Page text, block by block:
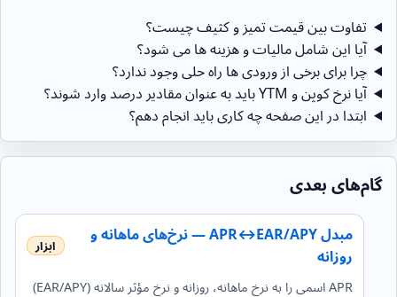
تفاوت بین قیمت تمیز و کثیف چیست؟
آیا این شامل مالیات و هزینه ها می شود؟
چرا برای برخی از ورودی ها راه حلی وجود ندارد؟
آیا نرخ کوپن و YTM باید به عنوان مقادیر درصد وارد شوند؟
ابتدا در این صفحه چه کاری باید انجام دهم؟
گام‌های بعدی
مبدل APR↔EAR/APY — نرخ‌های ماهانه و
روزانه
APR اسمی را به نرخ ماهانه، روزانه و نرخ مؤثر سالانه (EAR/APY)